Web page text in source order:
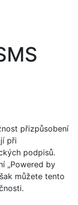
přizpůsobení
při
podpisů.
„Powered by
můžete tento